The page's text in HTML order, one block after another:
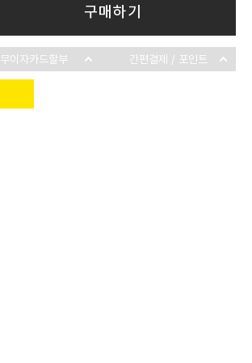
구매하기
무이자카드할부 간편결제 / 포인트